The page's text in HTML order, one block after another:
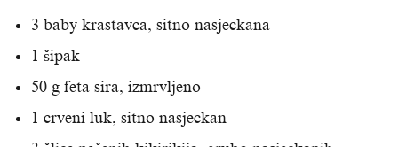
3 baby krastavca, sitno nasjeckana
1 šipak
50 g feta sira, izmrvljeno
1 crveni luk, sitno nasjeckan